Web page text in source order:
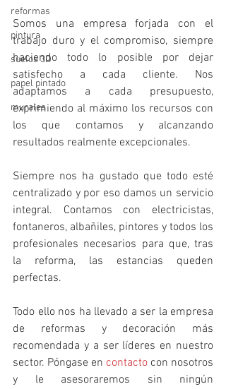
reformas
pintura
suelos 3D
papel pintado
murales
Somos una empresa forjada con el
trabajo duro y el compromiso, siempre
haciendo todo lo posible por dejar
satisfecho a cada cliente. Nos
adaptamos a cada presupuesto,
exprimiendo al máximo los recursos con
los que contamos y alcanzando
resultados realmente excepcionales.
Siempre nos ha gustado que todo esté
centralizado y por eso damos un servicio
integral. Contamos con electricistas,
fontaneros, albañiles, pintores y todos los
profesionales necesarios para que, tras
la reforma, las estancias queden
perfectas.
Todo ello nos ha llevado a ser la empresa
de reformas y decoración más
recomendada y a ser líderes en nuestro
sector. Póngase en contacto con nosotros
y le asesoraremos sin ningún